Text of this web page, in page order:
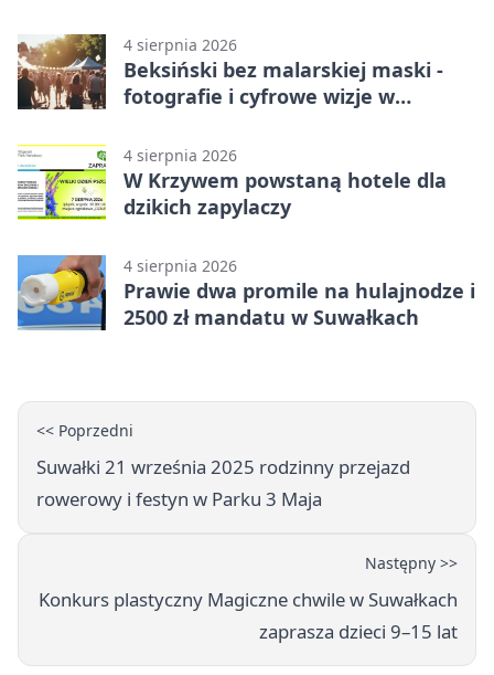
4 sierpnia 2026
Beksiński bez malarskiej maski -
fotografie i cyfrowe wizje w
4 sierpnia 2026
W Krzywem powstaną hotele dla
dzikich zapylaczy
4 sierpnia 2026
Prawie dwa promile na hulajnodze i
2500 zł mandatu w Suwałkach
<< Poprzedni
Suwałki 21 września 2025 rodzinny przejazd
rowerowy i festyn w Parku 3 Maja
Następny >>
Konkurs plastyczny Magiczne chwile w Suwałkach
zaprasza dzieci 9–15 lat